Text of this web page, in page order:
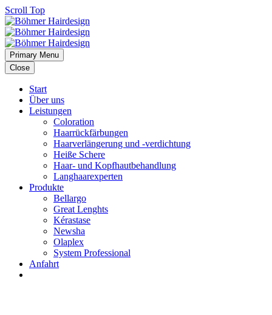
Scroll Top
Primary Menu
Close
Start
Über uns
Leistungen
Coloration
Haarrückfärbungen
Haarverlängerung und -verdichtung
Heiße Schere
Haar- und Kopfhautbehandlung
Langhaarexperten
Produkte
Bellargo
Great Lenghts
Kérastase
Newsha
Olaplex
System Professional
Anfahrt